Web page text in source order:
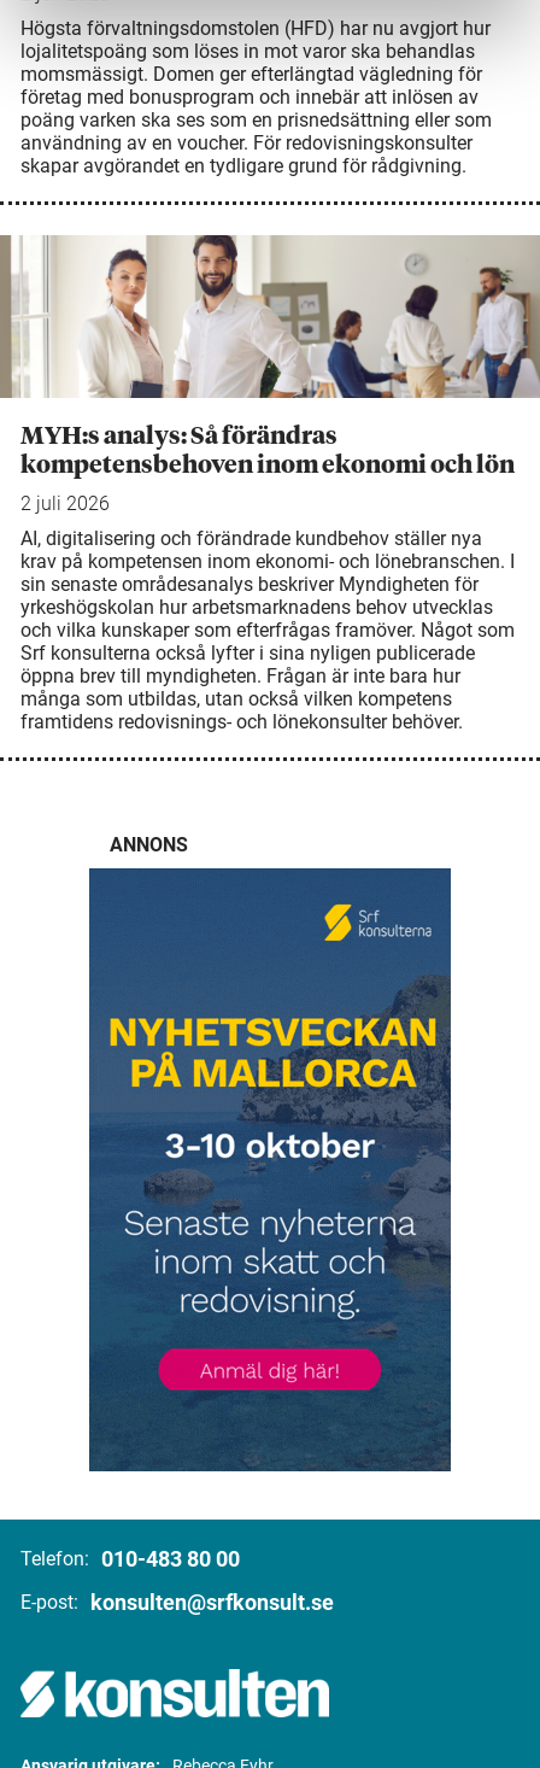
Högsta förvaltningsdomstolen (HFD) har nu avgjort hur
lojalitetspoäng som löses in mot varor ska behandlas
momsmässigt. Domen ger efterlängtad vägledning för
företag med bonusprogram och innebär att inlösen av
poäng varken ska ses som en prisnedsättning eller som
användning av en voucher. För redovisningskonsulter
skapar avgörandet en tydligare grund för rådgivning.
MYH:s analys: Så förändras
kompetensbehoven inom ekonomi och lön
2 juli 2026
AI, digitalisering och förändrade kundbehov ställer nya
krav på kompetensen inom ekonomi- och lönebranschen. I
sin senaste områdesanalys beskriver Myndigheten för
yrkeshögskolan hur arbetsmarknadens behov utvecklas
och vilka kunskaper som efterfrågas framöver. Något som
Srf konsulterna också lyfter i sina nyligen publicerade
öppna brev till myndigheten. Frågan är inte bara hur
många som utbildas, utan också vilken kompetens
framtidens redovisnings- och lönekonsulter behöver.
ANNONS
Telefon: 010-483 80 00
E-post: konsulten@srfkonsult.se